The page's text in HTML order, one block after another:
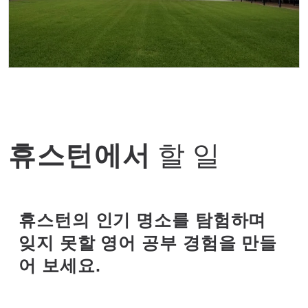
성 바실리 예배당
휴스턴에서 할 일
휴스턴의 인기 명소를 탐험하며
잊지 못할 영어 공부 경험을 만들
어 보세요.